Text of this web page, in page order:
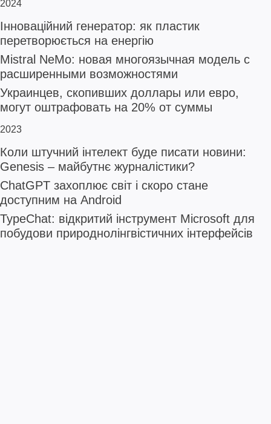
2024
Інноваційний генератор: як пластик
перетворюється на енергію
Mistral NeMo: новая многоязычная модель с
расширенными возможностями
Украинцев, скопивших доллары или евро,
могут оштрафовать на 20% от суммы
2023
Коли штучний інтелект буде писати новини:
Genesis – майбутнє журналістики?
ChatGPT захоплює світ і скоро стане
доступним на Android
TypeChat: відкритий інструмент Microsoft для
побудови природнолінгвістичних інтерфейсів